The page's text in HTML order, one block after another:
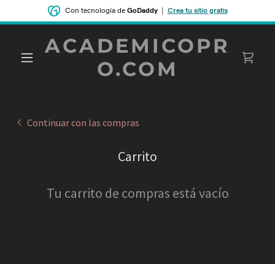
Con tecnología de GoDaddy| Crea tu sitio gratis
ACADEMICOPR
O.COM
Continuar con las compras
Carrito
Tu carrito de compras está vacío